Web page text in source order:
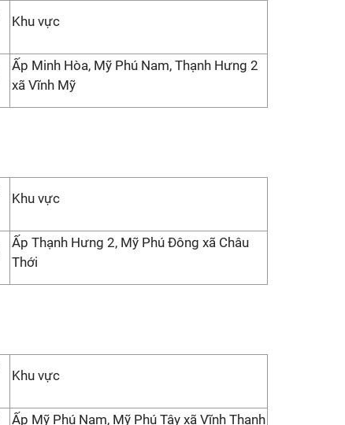
Khu vực
Ấp Minh Hòa, Mỹ Phú Nam, Thạnh Hưng 2
xã Vĩnh Mỹ
Khu vực
Ấp Thạnh Hưng 2, Mỹ Phú Đông xã Châu
Thới
Khu vực
Ấp Mỹ Phú Nam, Mỹ Phú Tây xã Vĩnh Thanh